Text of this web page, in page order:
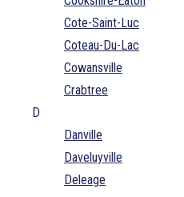
Cote-Saint-Luc
Coteau-Du-Lac
Cowansville
Crabtree
D
Danville
Daveluyville
Deleage